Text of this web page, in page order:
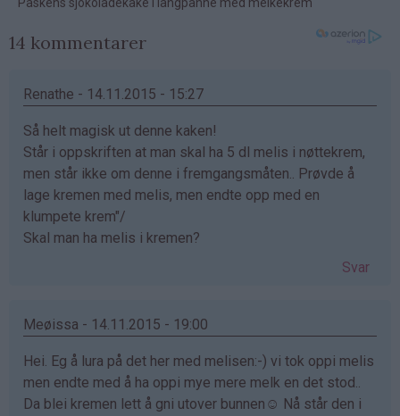
14 kommentarer
Renathe - 14.11.2015 - 15:27
Så helt magisk ut denne kaken!
Står i oppskriften at man skal ha 5 dl melis i nøttekrem,
men står ikke om denne i fremgangsmåten.. Prøvde å
lage kremen med melis, men endte opp med en
klumpete krem"/
Skal man ha melis i kremen?
Svar
Meøissa - 14.11.2015 - 19:00
Hei. Eg å lura på det her med melisen:-) vi tok oppi melis
men endte med å ha oppi mye mere melk en det stod..
Da blei kremen lett å gni utover bunnen☺️ Nå står den i